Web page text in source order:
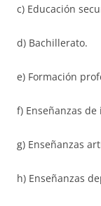
c) Educación
d) Bachillerato.
e) Formación
f) Enseñanzas de
g) Enseñanzas
h) Enseñanzas